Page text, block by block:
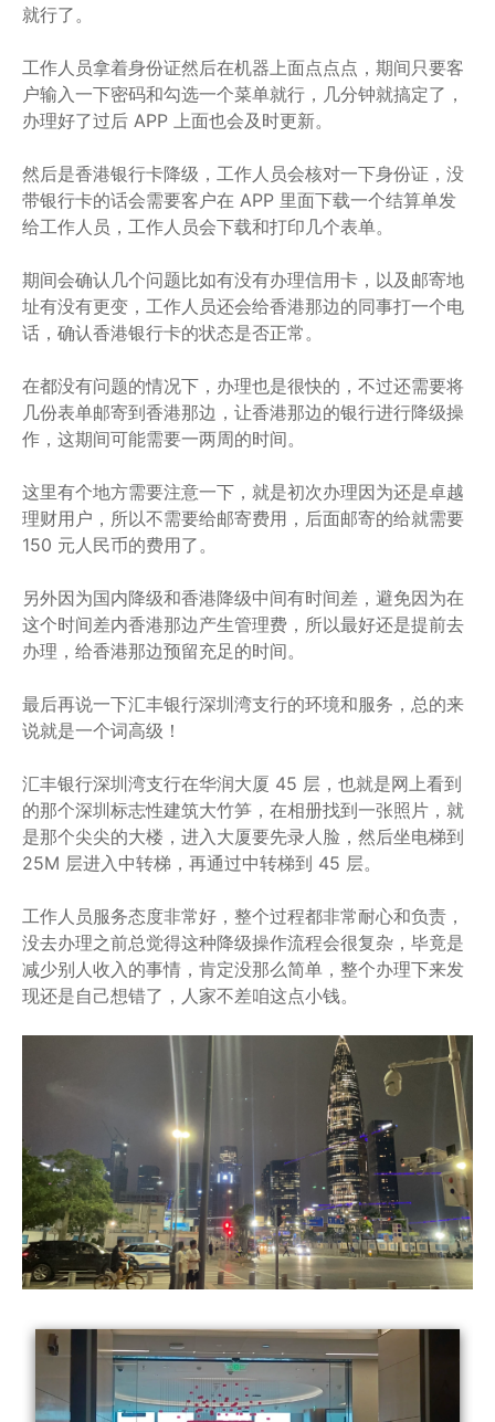
就行了。
工作人员拿着身份证然后在机器上面点点点，期间只要客
户输入一下密码和勾选一个菜单就行，几分钟就搞定了，
办理好了过后 APP 上面也会及时更新。
然后是香港银行卡降级，工作人员会核对一下身份证，没
带银行卡的话会需要客户在 APP 里面下载一个结算单发
给工作人员，工作人员会下载和打印几个表单。
期间会确认几个问题比如有没有办理信用卡，以及邮寄地
址有没有更变，工作人员还会给香港那边的同事打一个电
话，确认香港银行卡的状态是否正常。
在都没有问题的情况下，办理也是很快的，不过还需要将
几份表单邮寄到香港那边，让香港那边的银行进行降级操
作，这期间可能需要一两周的时间。
这里有个地方需要注意一下，就是初次办理因为还是卓越
理财用户，所以不需要给邮寄费用，后面邮寄的给就需要
150 元人民币的费用了。
另外因为国内降级和香港降级中间有时间差，避免因为在
这个时间差内香港那边产生管理费，所以最好还是提前去
办理，给香港那边预留充足的时间。
最后再说一下汇丰银行深圳湾支行的环境和服务，总的来
说就是一个词高级！
汇丰银行深圳湾支行在华润大厦 45 层，也就是网上看到
的那个深圳标志性建筑大竹笋，在相册找到一张照片，就
是那个尖尖的大楼，进入大厦要先录人脸，然后坐电梯到
25M 层进入中转梯，再通过中转梯到 45 层。
工作人员服务态度非常好，整个过程都非常耐心和负责，
没去办理之前总觉得这种降级操作流程会很复杂，毕竟是
减少别人收入的事情，肯定没那么简单，整个办理下来发
现还是自己想错了，人家不差咱这点小钱。